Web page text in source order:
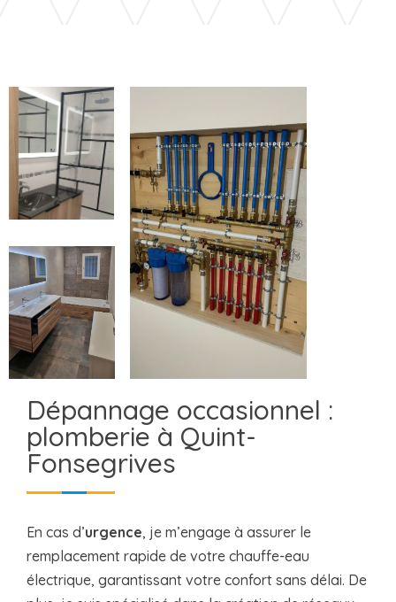
Dépannage occasionnel :
plomberie à Quint-
Fonsegrives
En cas d’urgence, je m’engage à assurer le
remplacement rapide de votre chauffe-eau
électrique, garantissant votre confort sans délai. De